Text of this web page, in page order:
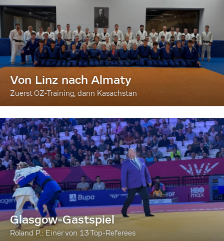
Von Linz nach Almaty
Zuerst OZ-Training, dann Kasachstan
Glasgow-Gastspiel
Roland P.: Einer von 13 Top-Referees